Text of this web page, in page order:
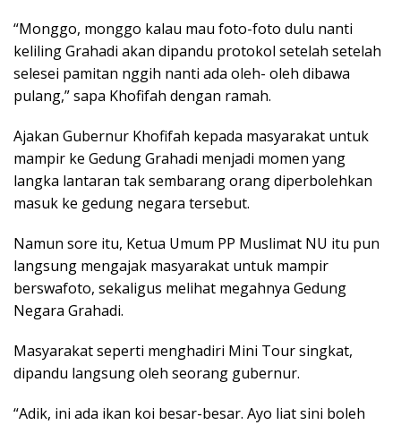
“Monggo, monggo kalau mau foto-foto dulu nanti
keliling Grahadi akan dipandu protokol setelah setelah
selesei pamitan nggih nanti ada oleh- oleh dibawa
pulang,” sapa Khofifah dengan ramah.
Ajakan Gubernur Khofifah kepada masyarakat untuk
mampir ke Gedung Grahadi menjadi momen yang
langka lantaran tak sembarang orang diperbolehkan
masuk ke gedung negara tersebut.
Namun sore itu, Ketua Umum PP Muslimat NU itu pun
langsung mengajak masyarakat untuk mampir
berswafoto, sekaligus melihat megahnya Gedung
Negara Grahadi.
Masyarakat seperti menghadiri Mini Tour singkat,
dipandu langsung oleh seorang gubernur.
“Adik, ini ada ikan koi besar-besar. Ayo liat sini boleh